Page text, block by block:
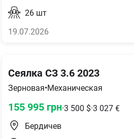
26 шт
19.07.2026
Сеялка СЗ 3.6 2023
Зерновая•Механическая
155 995 грн·3 500 $·3 027 €
Бердичев